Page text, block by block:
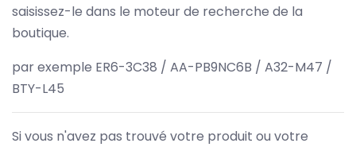
saisissez-le dans le moteur de recherche de la
boutique.
par exemple ER6-3C38 / AA-PB9NC6B / A32-M47 /
BTY-L45
Si vous n'avez pas trouvé votre produit ou votre